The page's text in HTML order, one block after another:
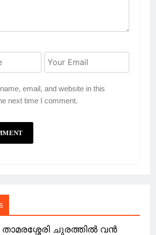
email, and website in this
next time I comment.
താമരശ്ശേരി ചുരത്തിൽ വൻ